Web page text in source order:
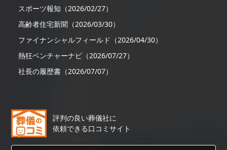
スポーツ報知（2026/02/27）
高齢者住宅新聞（2026/03/30）
ファイナンシャルフィールド（2026/04/30）
熱狂ベンチャーナビ（2026/07/27）
社長の履歴書（2026/07/07）
評判の良い葬儀社に
依頼できる口コミサイト